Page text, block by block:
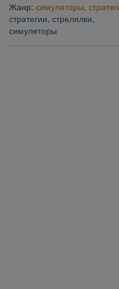
Жанр: симуляторы,
стратегии, стрелялки,
симуляторы